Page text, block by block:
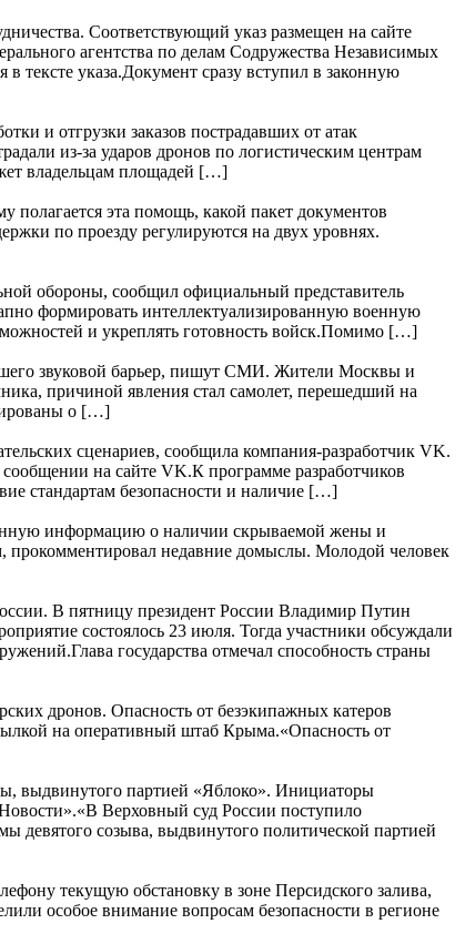
Соответствующий указ размещен на сайте
агентства по делам Содружества Независимых
тексте указа.Документ сразу вступил в законную
и отгрузки заказов пострадавших от атак
из-за ударов дронов по логистическим центрам
владельцам площадей […]
эта помощь, какой пакет документов
по проезду регулируются на двух уровнях.
обороны, сообщил официальный представитель
формировать интеллектуализированную военную
и укреплять готовность войск.Помимо […]
звуковой барьер, пишут СМИ. Жители Москвы и
причиной явления стал самолет, перешедший на
о […]
сценариев, сообщила компания-разработчик VK.
на сайте VK.К программе разработчиков
стандартам безопасности и наличие […]
информацию о наличии скрываемой жены и
прокомментировал недавние домыслы. Молодой человек
В пятницу президент России Владимир Путин
состоялось 23 июля. Тогда участники обсуждали
государства отмечал способность страны
дронов. Опасность от безэкипажных катеров
на оперативный штаб Крыма.«Опасность от
выдвинутого партией «Яблоко». Инициаторы
Верховный суд России поступило
девятого созыва, выдвинутого политической партией
текущую обстановку в зоне Персидского залива,
особое внимание вопросам безопасности в регионе